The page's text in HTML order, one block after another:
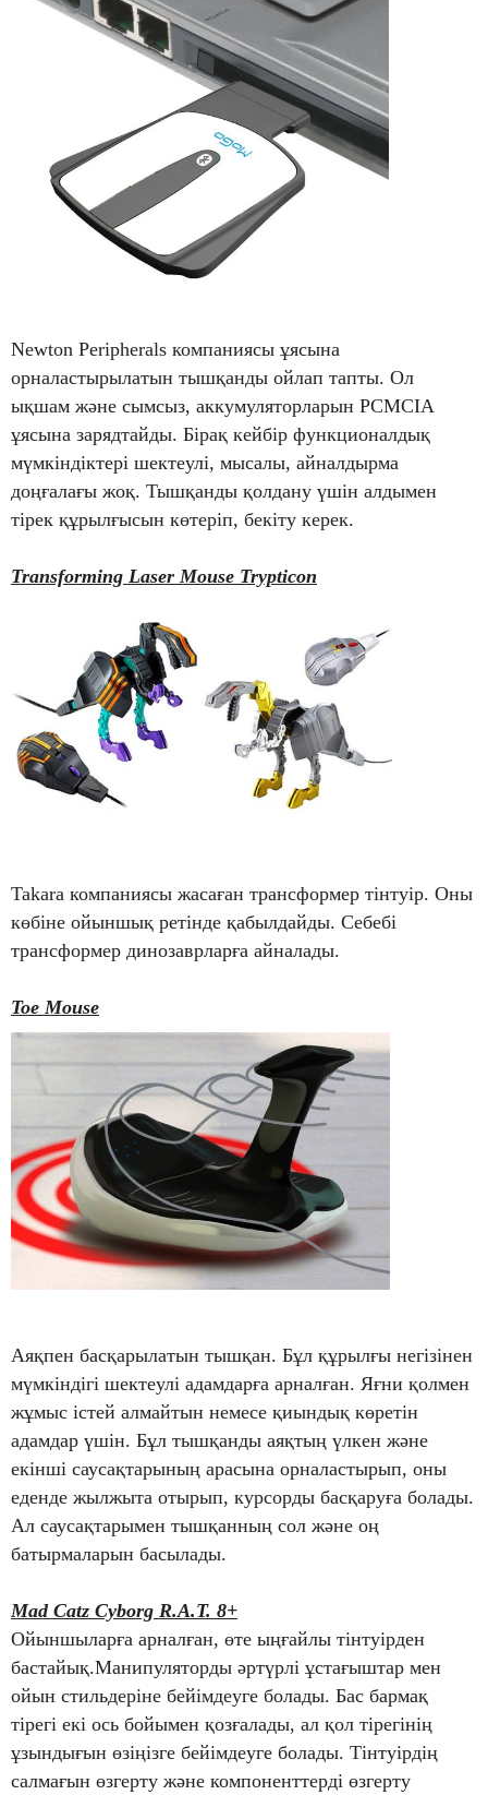
Newton Peripherals компаниясы ұясына
орналастырылатын тышқанды ойлап тапты. Ол
ықшам және сымсыз, аккумуляторларын PCMCIA
ұясына зарядтайды. Бірақ кейбір функционалдық
мүмкіндіктері шектеулі, мысалы, айналдырма
доңғалағы жоқ. Тышқанды қолдану үшін алдымен
тірек құрылғысын көтеріп, бекіту керек.
Transforming Laser Mouse Trypticon
Takara компаниясы жасаған трансформер тінтуір. Оны
көбіне ойыншық ретінде қабылдайды. Себебі
трансформер динозаврларға айналады.
Toe Mouse
Аяқпен басқарылатын тышқан. Бұл құрылғы негізінен
мүмкіндігі шектеулі адамдарға арналған. Яғни қолмен
жұмыс істей алмайтын немесе қиындық көретін
адамдар үшін. Бұл тышқанды аяқтың үлкен және
екінші саусақтарының арасына орналастырып, оны
еденде жылжыта отырып, курсорды басқаруға болады.
Ал саусақтарымен тышқанның сол және оң
батырмаларын басылады.
Mad Catz Cyborg R.A.T. 8+
Ойыншыларға арналған, өте ыңғайлы тінтуірден
бастайық.Манипуляторды әртүрлі ұстағыштар мен
ойын стильдеріне бейімдеуге болады. Бас бармақ
тірегі екі ось бойымен қозғалады, ал қол тірегінің
ұзындығын өзіңізге бейімдеуге болады. Тінтуірдің
салмағын өзгерту және компоненттерді өзгерту